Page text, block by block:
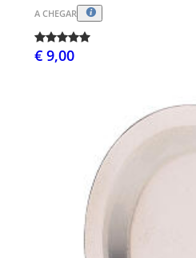
A CHEGAR
€ 9,00